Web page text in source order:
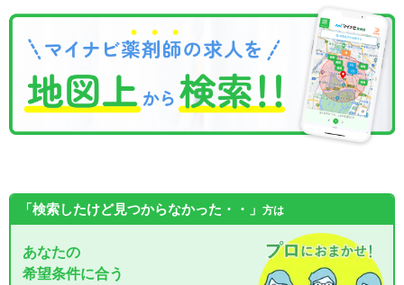
「検索したけど見つからなかった・・」 方は
あなたの
希望条件に合う